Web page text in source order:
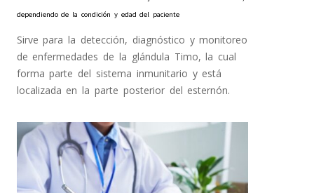
dependiendo de la condición y edad del paciente
Sirve para la detección, diagnóstico y monitoreo
de enfermedades de la glándula Timo, la cual
forma parte del sistema inmunitario y está
localizada en la parte posterior del esternón.